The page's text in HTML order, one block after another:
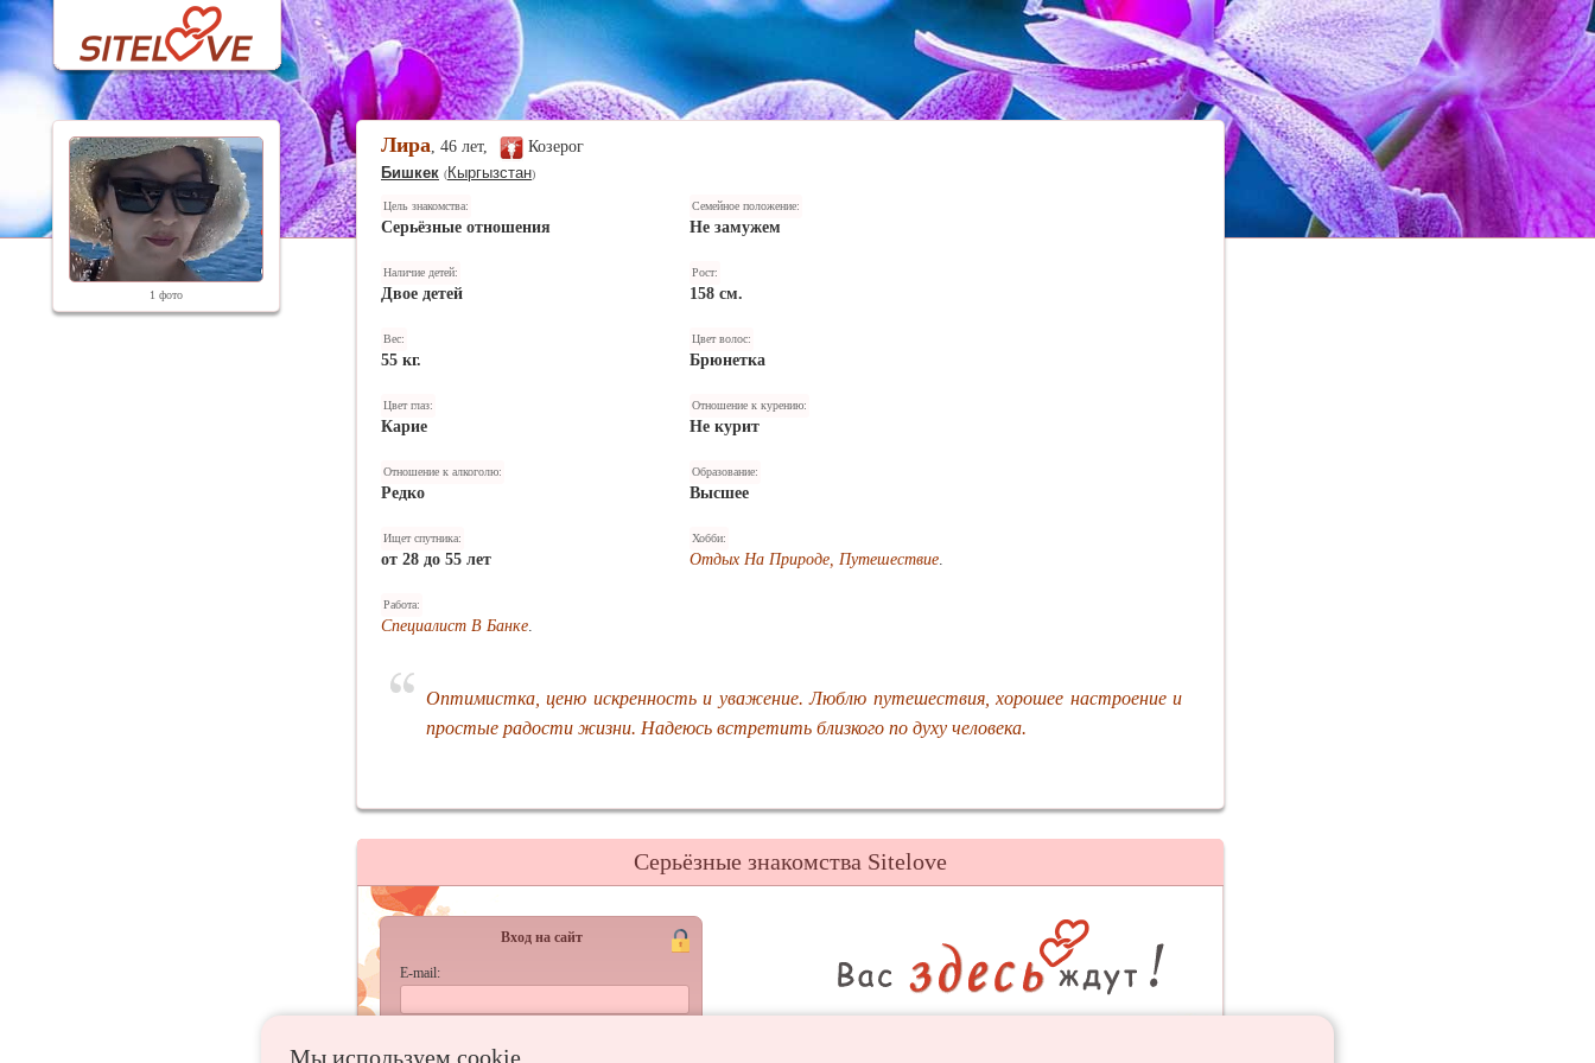
1 фото
Лира, 46 лет,
Козерог
Бишкек (Кыргызстан)
Цель знакомства:
Серьёзные отношения
Семейное положение:
Не замужем
Наличие детей:
Двое детей
Рост:
158 см.
Вес:
55 кг.
Цвет волос:
Брюнетка
Цвет глаз:
Карие
Отношение к курению:
Не курит
Отношение к алкоголю:
Редко
Образование:
Высшее
Ищет спутника:
от 28 до 55 лет
Хобби:
Отдых На Природе, Путешествие.
Работа:
Специалист В Банке.
Оптимистка, ценю искренность и уважение. Люблю путешествия, хорошее настроение и
простые радости жизни. Надеюсь встретить близкого по духу человека.
Мы используем сookie
Серьёзные знакомства Sitelove
Вход на сайт
E-mail: